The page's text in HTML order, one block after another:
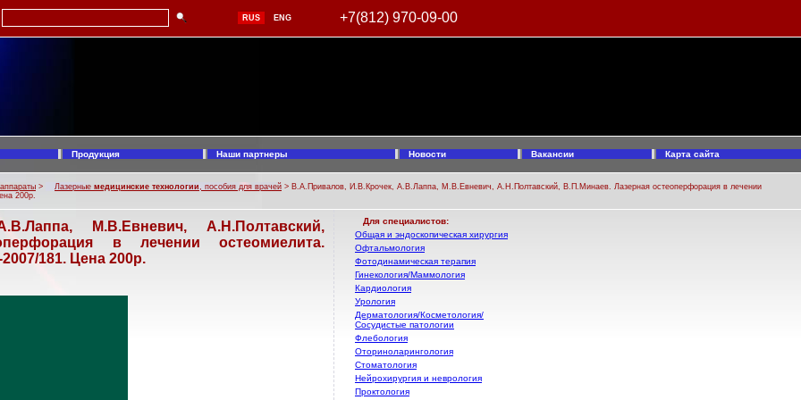
RUS ENG +7(812) 970-09-00
Продукция Наши партнеры Новости Вакансии Карта сайта
> Лазерные медицинские технологии, пособия для врачей > В.А.Привалов, И.В.Крочек, А.В.Лаппа, М.В.Евневич, А.Н.Полтавский, В.П.Минаев. Лазерная остеоперфорация в лечении
200р.
М.В.Евневич, А.Н.Полтавский,
в лечении остеомиелита.
181. Цена 200р.
Для специалистов:
Общая и эндоскопическая хирургия
Офтальмология
Фотодинамическая терапия
Гинекология/Маммология
Кардиология
Урология
Дерматология/Косметология/
Сосудистые патологии
Флебология
Оториноларингология
Стоматология
Нейрохирургия и неврология
Проктология